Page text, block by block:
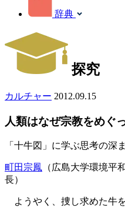
辞典
探究
カルチャー 2012.09.15
人類はなぜ宗教をめぐ
「十牛図」に学ぶ思考の深
町田宗鳳 （広島大学環境平
長）
ようやく、捜し求めた牛